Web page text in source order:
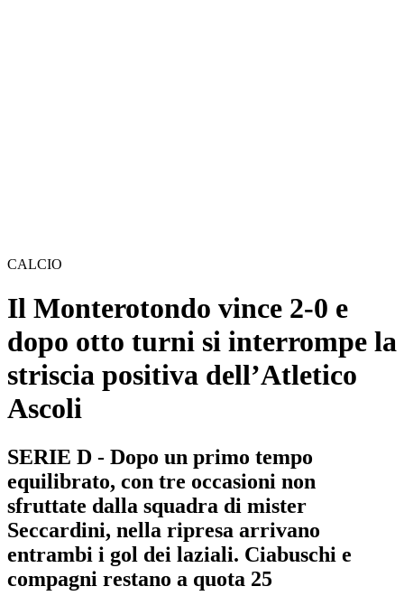
CALCIO
Il Monterotondo vince 2-0 e
dopo otto turni si interrompe la
striscia positiva dell’Atletico
Ascoli
SERIE D - Dopo un primo tempo
equilibrato, con tre occasioni non
sfruttate dalla squadra di mister
Seccardini, nella ripresa arrivano
entrambi i gol dei laziali. Ciabuschi e
compagni restano a quota 25